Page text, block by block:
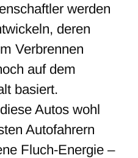
werden
deren
Verbrennen
auf dem
basiert.
Autos wohl
Autofahrern
Fluch-Energie –